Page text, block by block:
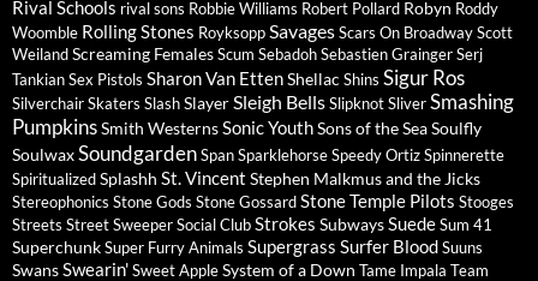
Rival Schools rival sons Robbie Williams Robert Pollard Robyn Roddy
Woomble Rolling Stones RoyksoppSavagesScars On BroadwayScott
WeilandScreaming FemalesScum SebadohSebastien GraingerSerj
TankianSex Pistols Sharon Van EttenShellac Shins Sigur Ros
SilverchairSkaters SlashSlayerSleigh BellsSlipknotSliverSmashing
PumpkinsSmith WesternsSonic YouthSons of the SeaSoulfly
SoulwaxSoundgardenSpanSparklehorseSpeedy OrtizSpinnerette
SpiritualizedSplashh St. Vincent Stephen Malkmus and the Jicks
Stereophonics Stone Gods Stone GossardStone Temple Pilots Stooges
Streets Street Sweeper Social ClubStrokes SubwaysSuedeSum 41
SuperchunkSuper Furry Animals Supergrass Surfer BloodSuuns
SwansSwearin'Sweet AppleSystem of a Down Tame Impala Team